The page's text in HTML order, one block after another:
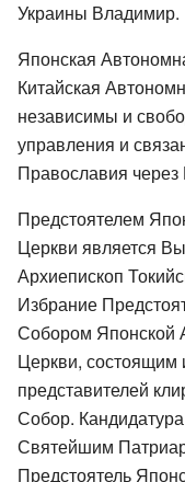
Украины Владимир.
Японская
Китайская
независимы и
управления и
Православия
Предстоятелем
Церкви является
Архиепископ
Избрание
Собором Японской
Церкви, состоящим
представителей
Собор.
Святейшим
Предстоятель